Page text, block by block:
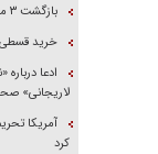
بازگشت ۳ میلیون و ۱۷ هزار زائر اربعین به کشور
خرید
ادعا
لاریجانی»
آمریکا
کرد